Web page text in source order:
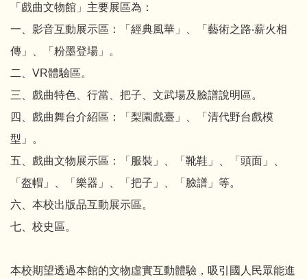
「戲曲文物館」主要展區為：
一、影音互動展示區：「經典風華」、「藝術之路‧薪火相
傳」、「粉墨登場」。
二、VR體驗區。
三、戲曲特色、行當、把子、文武場及臉譜說明區。
四、戲曲舞台介紹區：「梨園戲臺」、「清代野台戲模
型」。
五、戲曲文物展示區：「服裝」、「靴鞋」、「頭面」、
「盔帽」、「樂器」、「把子」、「臉譜」等。
六、本校出版品互動展示區。
七、校史區。
本校期望透過本館的文物虛實互動體驗，吸引國人民眾能進